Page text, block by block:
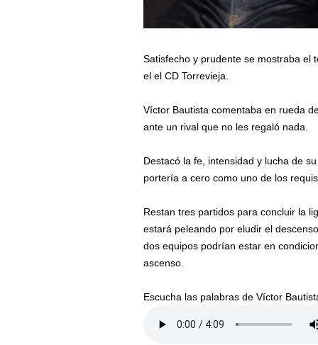
Satisfecho y prudente se mostraba el
el el CD Torrevieja.
Víctor Bautista comentaba en rueda
ante un rival que no les regaló nada.
Destacó la fe, intensidad y lucha de
portería a cero como uno de los
Restan tres partidos para concluir la
estará peleando por eludir el
dos equipos podrían estar en
ascenso.
Escucha las palabras de Víctor